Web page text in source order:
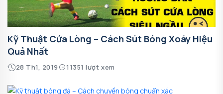
Kỹ Thuật Cứa Lòng – Cách Sút Bóng Xoáy Hiệu
Quả Nhất
28 Th1, 2019 11351 lượt xem